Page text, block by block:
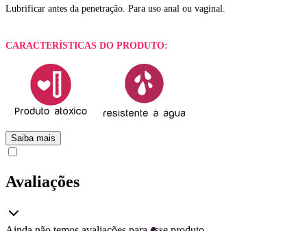
Lubrificar antes da penetração. Para uso anal ou vaginal.
CARACTERÍSTICAS DO PRODUTO:
Saiba mais
Avaliações